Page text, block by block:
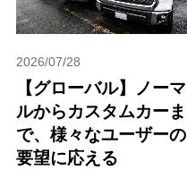
2026/07/28
【グローバル】ノーマ
ルからカスタムカーま
で、様々なユーザーの
要望に応える